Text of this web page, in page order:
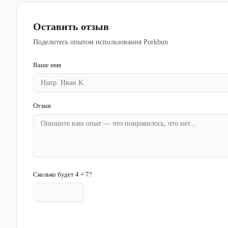
Оставить отзыв
Поделитесь опытом использования Porkbun
Ваше имя
Отзыв
Сколько будет 4 + 7?